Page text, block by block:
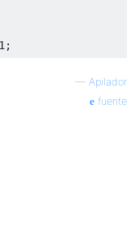
1 ;
— Apilador
fuente